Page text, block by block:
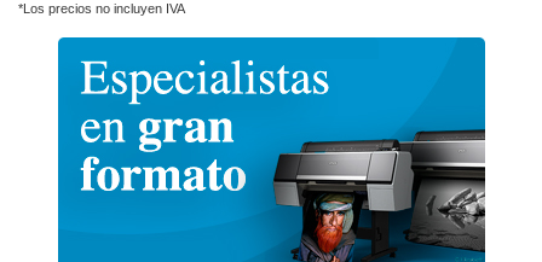
*Los precios no incluyen IVA